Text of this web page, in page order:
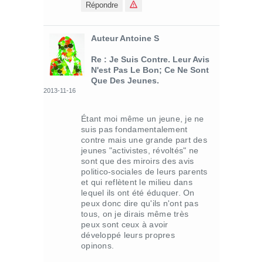
Répondre
Auteur Antoine S
Re : Je Suis Contre. Leur Avis
N'est Pas Le Bon; Ce Ne Sont
Que Des Jeunes.
2013-11-16
Étant moi même un jeune, je ne
suis pas fondamentalement
contre mais une grande part des
jeunes "activistes, révoltés" ne
sont que des miroirs des avis
politico-sociales de leurs parents
et qui reflètent le milieu dans
lequel ils ont été éduquer. On
peux donc dire qu'ils n'ont pas
tous, on je dirais même très
peux sont ceux à avoir
développé leurs propres
opinons.